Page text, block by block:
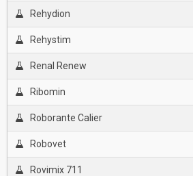
Rehydion
Rehystim
Renal Renew
Ribomin
Roborante Calier
Robovet
Rovimix 711